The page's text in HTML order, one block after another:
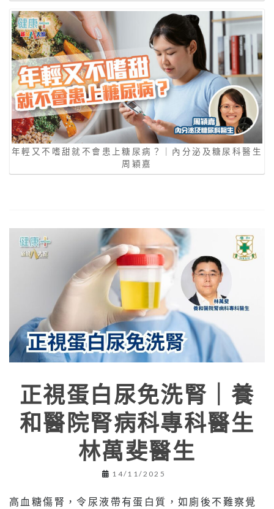
年輕又不嗜甜就不會患上糖尿病？｜內分泌及糖尿科醫生
周穎嘉
正視蛋白尿免洗腎｜養
和醫院腎病科專科醫生
林萬斐醫生
14/11/2025
高血糖傷腎，令尿液帶有蛋白質，如廁後不難察覺